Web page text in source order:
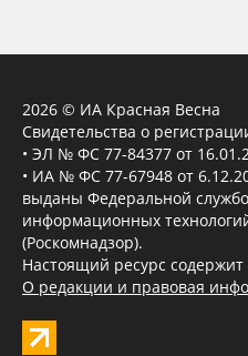
2026 © ИА Красная Весна
Свидетельства о
• ЭЛ № ФС 77-84377 от
• ИА № ФС 77-67948 от
выданы Федеральной
информационных
(Роскомнадзор).
Настоящий ресурс
О редакции и правовая